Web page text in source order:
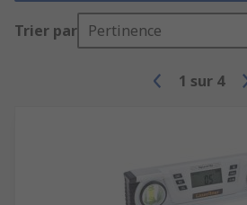
Trier par Pertinence
1 sur 4